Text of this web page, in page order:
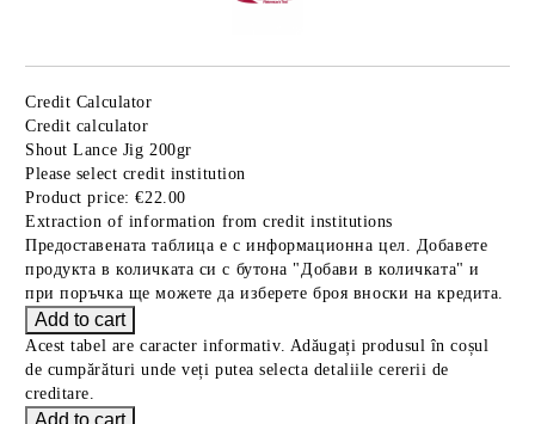
Credit Calculator
Credit calculator
Shout Lance Jig 200gr
Please select credit institution
Product price: €22.00
Extraction of information from credit institutions
Предоставената таблица е с информационна цел. Добавете
продукта в количката си с бутона "Добави в количката" и
при поръчка ще можете да изберете броя вноски на кредита.
Acest tabel are caracter informativ. Adăugați produsul în coșul
de cumpărături unde veți putea selecta detaliile cererii de
creditare.